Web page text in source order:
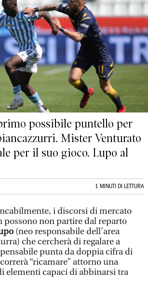
possibile puntello per
Mister Venturato
per il suo gioco. Lupo al
1 MINUTI DI LETTURA
i discorsi di mercato
possono non partire dal reparto
(neo responsabile dell’area
che cercherà di regalare a
punta da doppia cifra di
“ricamare” attorno una
elementi capaci di abbinarsi tra